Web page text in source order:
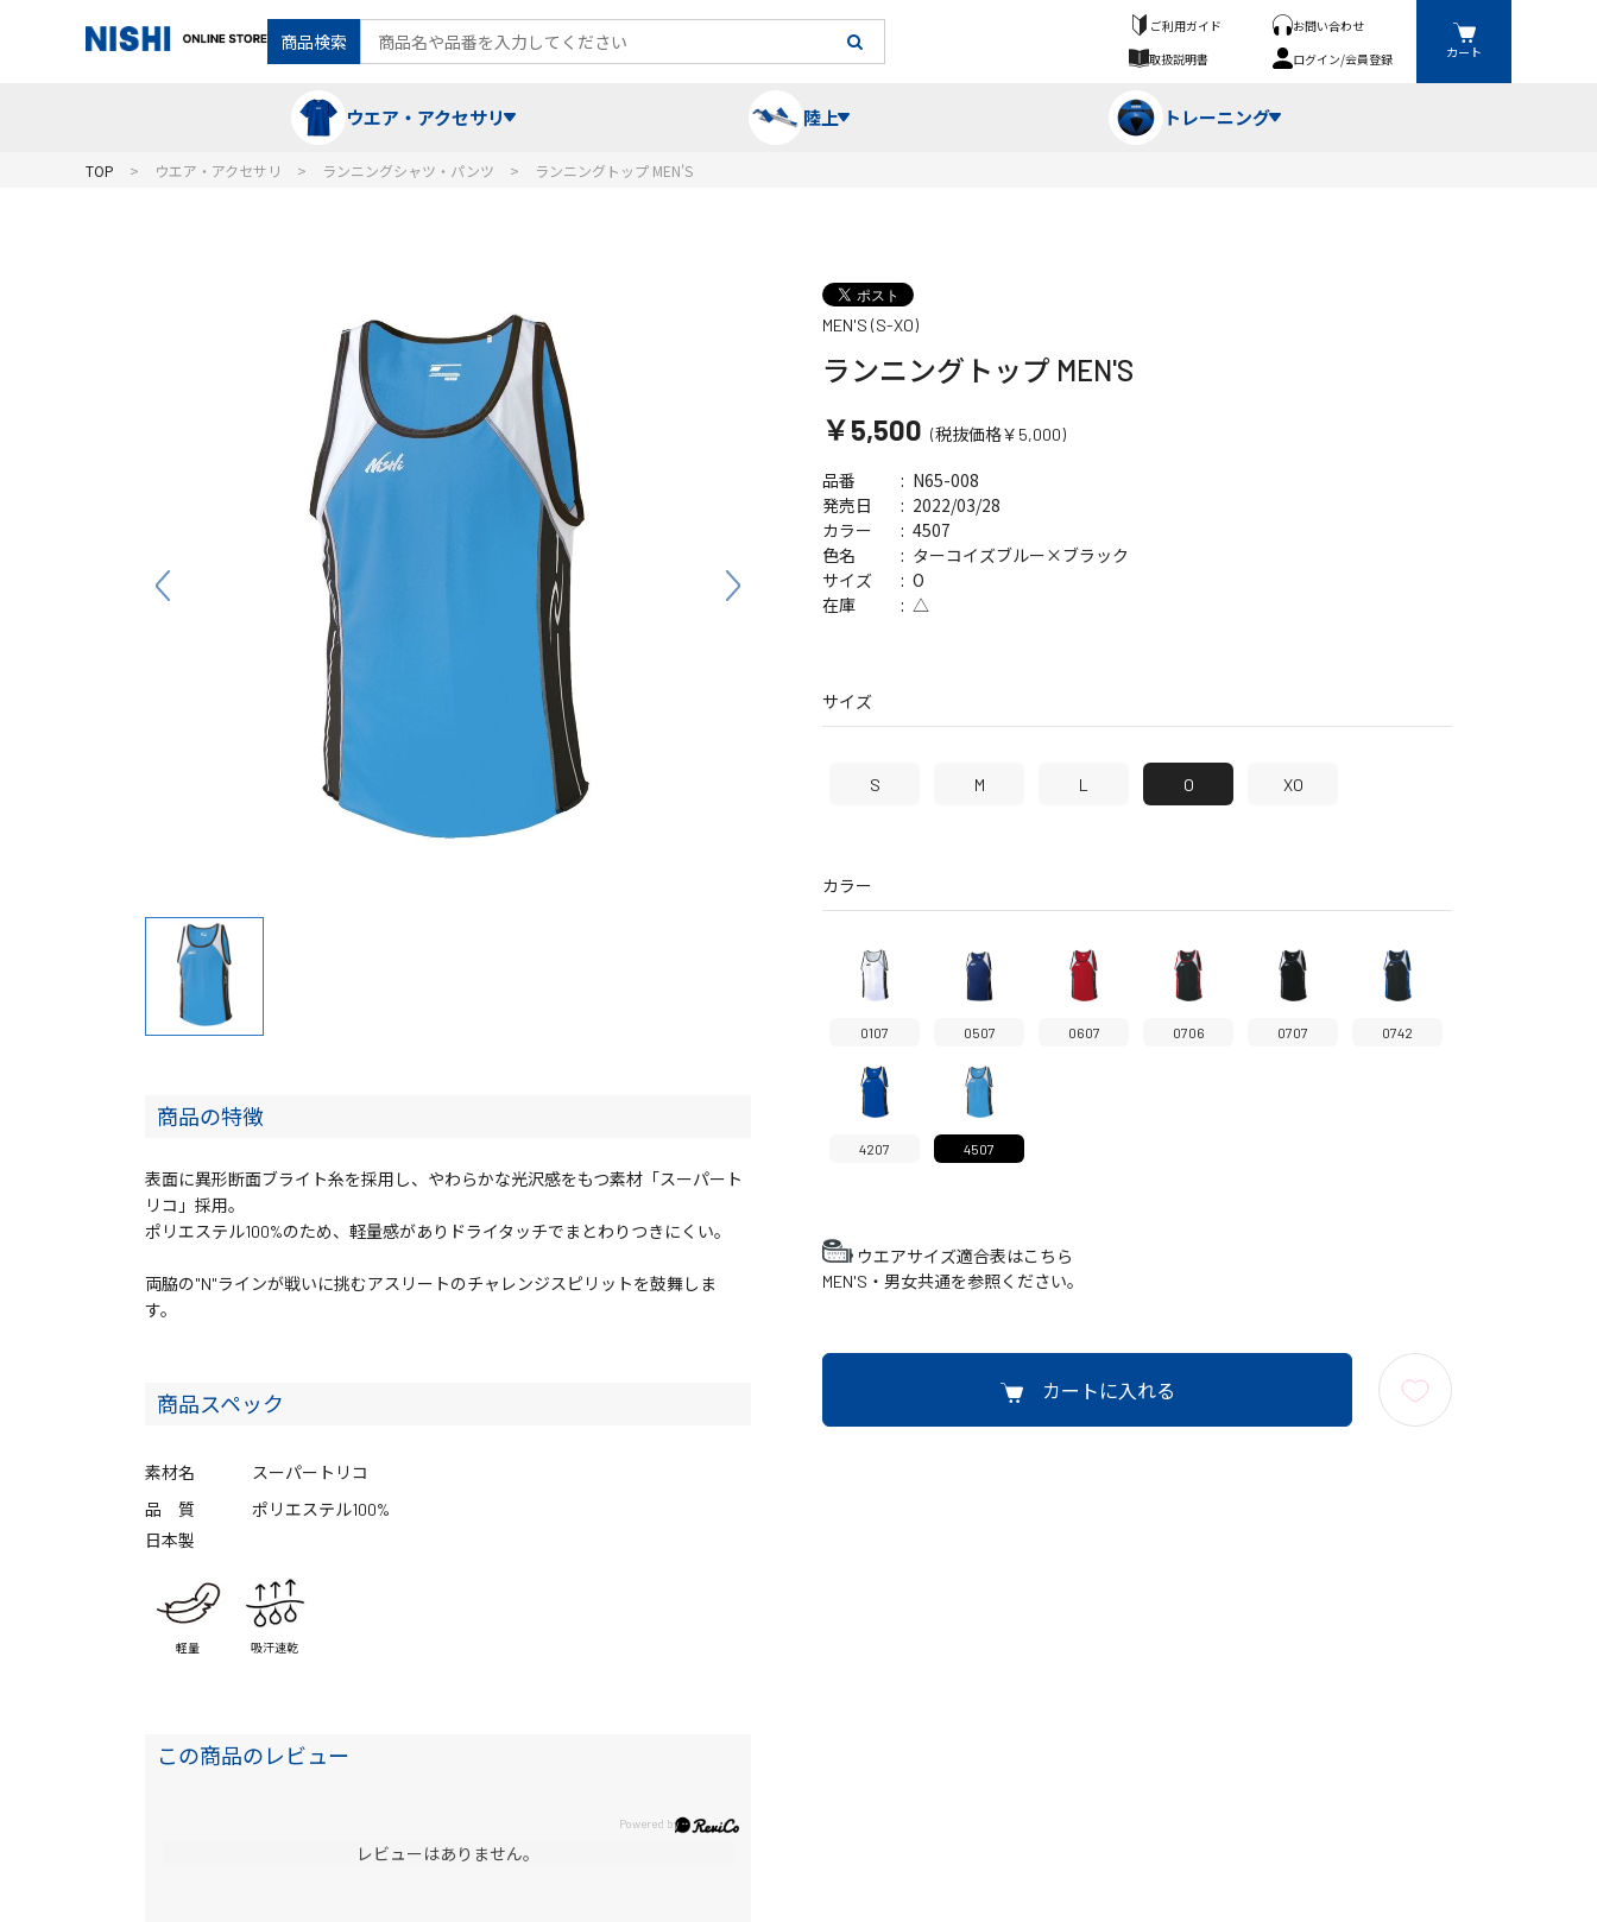
商品検索
ご利用ガイド
お問い合わせ
取扱説明書
ログイン/会員登録 カート
ウエア・アクセサリ
ランニングシャツ・パンツ レーシングシャツ・タイツ
スウェット
コート
キーホルダー 帽子
アクセサリ
陸上
グラウンド用品 消耗品・スペアパーツ
トレーニング
バランス
フォーム・動きづくり
メディシンボール
TOP ウエア・アクセサリ ランニングシャツ・パンツ ランニングトップ MEN'S
商品の特徴
表面に異形断面ブライト糸を採用し、やわらかな光沢感をもつ素材「スーパート
リコ」採用。
ポリエステル100%のため、軽量感がありドライタッチでまとわりつきにくい。
両脇の"N"ラインが戦いに挑むアスリートのチャレンジスピリットを鼓舞しま
す。
商品スペック
素材名
スーパートリコ
品 質
ポリエステル100%
日本製
軽量 吸汗速乾
この商品のレビュー
レビューはありません。
MEN'S (S-XO)
ランニングトップ MEN'S
￥5,500 (税抜価格￥5,000)
品番 N65-008
発売日 2022/03/28
サイズ O
カラー 4507
在庫 △
色名 ターコイズブルー×ブラック
サイズ
S M L O XO
カラー
0107 0507 0607 0706 0707 0742
4207 4507
ウエアサイズ適合表はこちら
MEN'S・男女共通を参照ください。
カートに入れる